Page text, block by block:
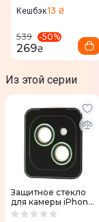
Кешбэк13 ₴
539 -50%
269₴
Из этой серии
Защитное стекло
для камеры iPhone
15/15 Plus ACHILLES